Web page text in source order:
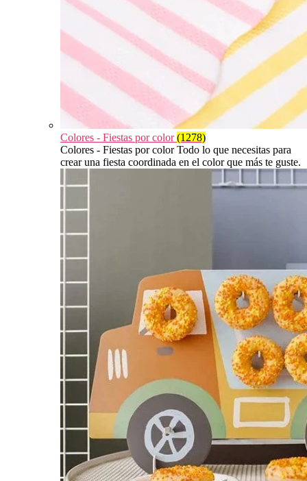
Colores - Fiestas por color(1278)
Colores - Fiestas por color Todo lo que necesitas para
crear una fiesta coordinada en el color que más te guste.